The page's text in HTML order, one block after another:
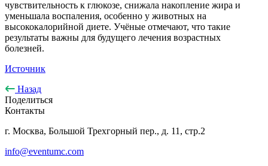
чувствительность к глюкозе, снижала накопление жира и
уменьшала воспаления, особенно у животных на
высококалорийной диете. Учёные отмечают, что такие
результаты важны для будущего лечения возрастных
болезней.
Источник
Назад
Поделиться
Контакты
г. Москва, Большой Трехгорный пер., д. 11, стр.2
info@eventumc.com